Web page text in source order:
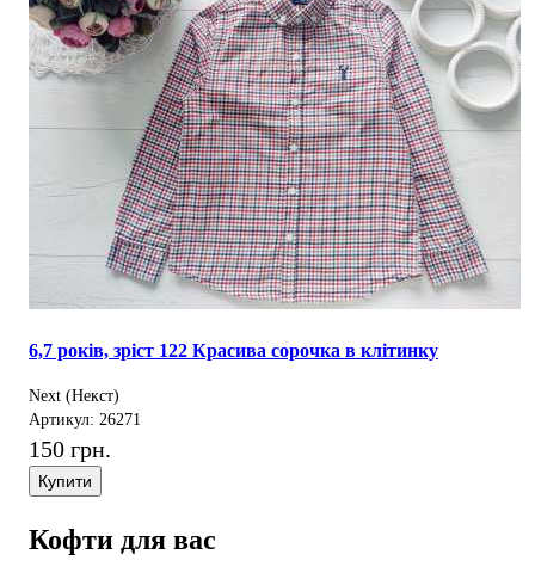
6,7 років, зріст 122 Красива сорочка в клітинку
Next (Некст)
Артикул: 26271
150 грн.
Купити
Кофти для вас